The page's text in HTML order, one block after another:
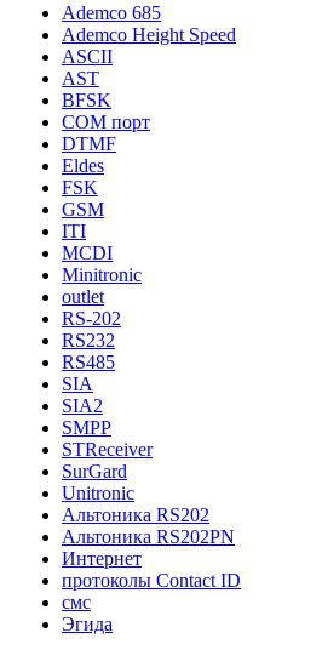
Ademco 685
Ademco Height Speed
ASCII
AST
BFSK
COM порт
DTMF
Eldes
FSK
GSM
ITI
MCDI
Minitronic
outlet
RS-202
RS232
RS485
SIA
SIA2
SMPP
STReceiver
SurGard
Unitronic
Альтоника RS202
Альтоника RS202PN
Интернет
протоколы Contact ID
смс
Эгида